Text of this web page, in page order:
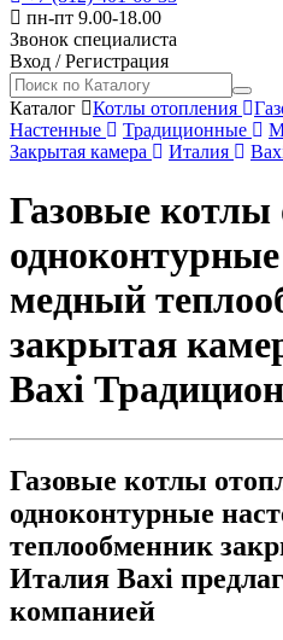
пн-пт 9.00-18.00
Звонок специалиста
Вход /Регистрация
Каталог Котлы отопления
Настенные
Традиционные
Закрытая камера
Италия
Газовые котлы
медный
закрытая
Baxi
Газовые котлы
одноконтурные
теплообменник
Италия Baxi
компанией